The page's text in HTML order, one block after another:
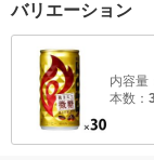
バリエーション
内容量
本数：